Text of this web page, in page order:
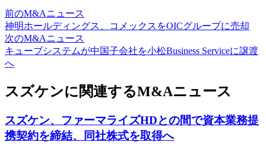
前のM&Aニュース
神明ホールディングス、コメックスをOICグループに売却
次のM&Aニュース
キューブシステムが中国子会社を小松Business Serviceに譲渡
へ
スズケンに関連するM&Aニュース
スズケン、ファーマライズHDとの間で資本業務提
携契約を締結、同社株式を取得へ